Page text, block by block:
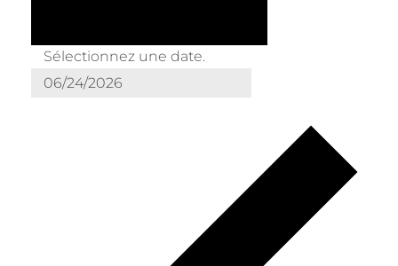
Sélectionnez une date.